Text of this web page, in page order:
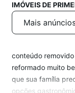
IMÓVEIS DE
Mais
conteúdo
reformado muito
que sua família
opções